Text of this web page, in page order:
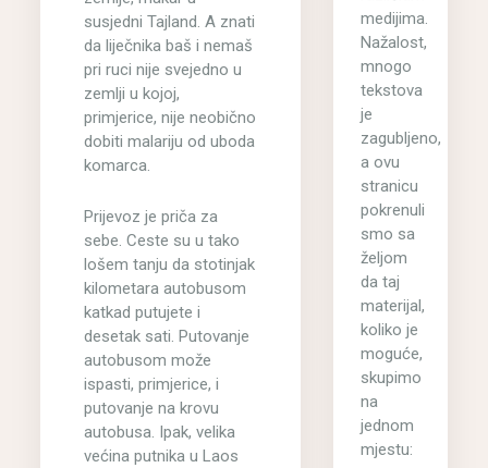
susjedni Tajland. A znati
da liječnika baš i nemaš
pri ruci nije svejedno u
zemlji u kojoj,
primjerice, nije neobično
dobiti malariju od uboda
komarca.
Prijevoz je priča za
sebe. Ceste su u tako
lošem tanju da stotinjak
kilometara autobusom
katkad putujete i
desetak sati. Putovanje
autobusom može
ispasti, primjerice, i
putovanje na krovu
autobusa. Ipak, velika
većina putnika u Laos
medijima.
Nažalost,
mnogo
tekstova
je
zagubljeno,
a ovu
stranicu
pokrenuli
smo sa
željom
da taj
materijal,
koliko je
moguće,
skupimo
na
jednom
mjestu: